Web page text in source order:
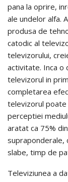
pana la oprire,
ale undelor alfa.
produsa de
catodic al
televizorului,
activitate. Inca o
televizorul in
completarea
televizorul poate
perceptiei
aratat ca 75%
supraponderale,
slabe, timp de
Televiziunea a